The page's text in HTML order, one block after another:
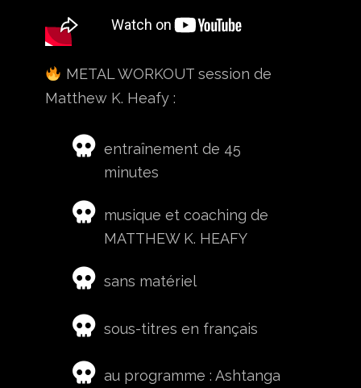
METAL WORKOUT session de
Matthew K. Heafy :
entraînement de 45
minutes
musique et coaching de
MATTHEW K. HEAFY
sans matériel
sous-titres en français
au programme : Ashtanga